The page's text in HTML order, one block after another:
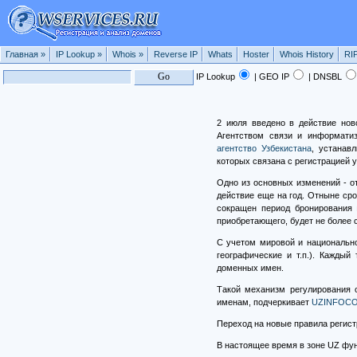
Главная» IP Lookup» Whois » Reverse IP Whats Hoster Whois History
IP Lookup | GEO IP | DNSBL
2 июля введено в действие
Агентством связи и
агентство Узбекистана,
которых связана с регистрацией
Одно из основных изменений -
действие еще на год. Отныне
сокращен период
приобретающего, будет не более
С учетом мировой и
географические и т.п.).
доменных имен.
Такой механизм
именам, подчеркивает
Переход на новые правила
В настоящее время в зоне UZ